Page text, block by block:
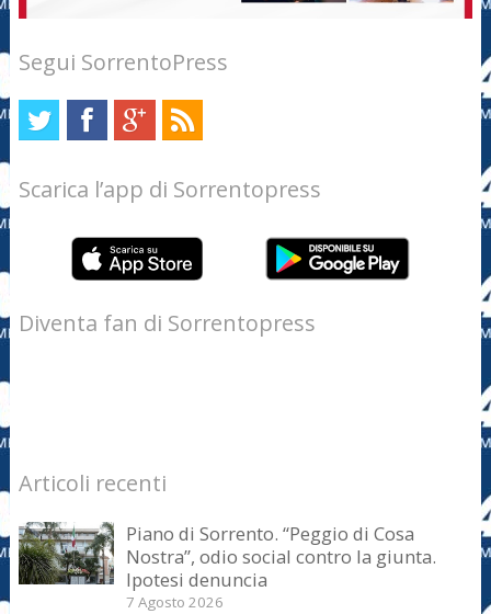
Segui SorrentoPress
Scarica l’app di Sorrentopress
Diventa fan di Sorrentopress
Articoli recenti
Piano di Sorrento. “Peggio di Cosa
Nostra”, odio social contro la giunta.
Ipotesi denuncia
7 Agosto 2026